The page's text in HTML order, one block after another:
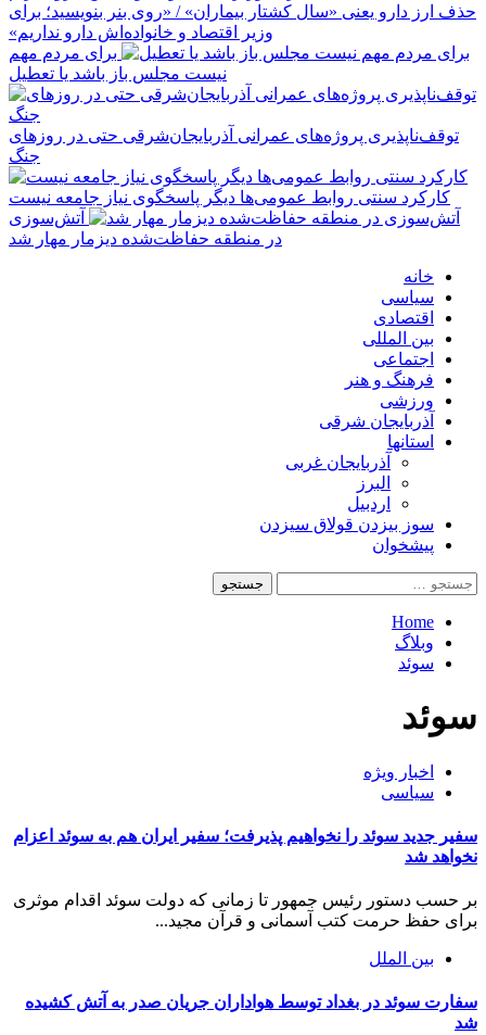
حذف ارز دارو یعنی «سال کشتار بیماران» / «روی بنر بنویسید؛ برای
وزیر اقتصاد و خانواده‌اش دارو نداریم»
برای مردم مهم
نیست مجلس باز باشد یا تعطیل
توقف‌ناپذیری پروژه‌های عمرانی آذربایجان‌شرقی حتی در روزهای
جنگ
کارکرد سنتی روابط عمومی‌ها دیگر پاسخگوی نیاز جامعه نیست
آتش‌سوزی
در منطقه حفاظت‌شده دیزمار مهار شد
خانه
سیاسی
اقتصادی
بین المللی
اجتماعی
فرهنگ و هنر
ورزشی
آذربایجان شرقی
استانها
آذربایجان غربی
البرز
اردبیل
سوز بیزدن قولاق سیزدن
پیشخوان
Home
وبلاگ
سوئد
سوئد
اخبار ویژه
سیاسی
سفیر جدید سوئد را نخواهیم پذیرفت؛ سفیر ایران هم به سوئد اعزام
نخواهد شد
بر حسب دستور رئیس جمهور تا زمانی که دولت سوئد اقدام موثری
برای حفظ حرمت کتب آسمانی و قرآن مجید...
بین الملل
سفارت سوئد در بغداد توسط هواداران جریان صدر به آتش کشیده
شد